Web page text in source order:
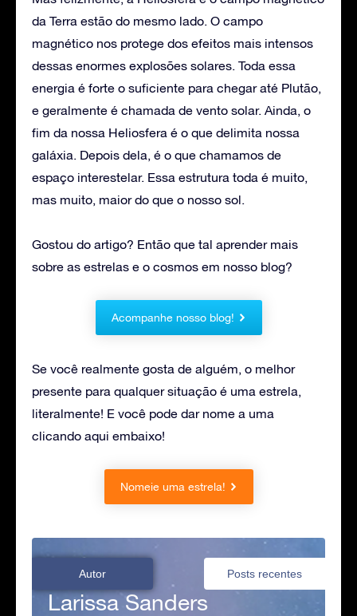
da Terra estão do mesmo lado. O campo
magnético nos protege dos efeitos mais intensos
dessas enormes explosões solares. Toda essa
energia é forte o suficiente para chegar até Plutão,
e geralmente é chamada de vento solar. Ainda, o
fim da nossa Heliosfera é o que delimita nossa
galáxia. Depois dela, é o que chamamos de
espaço interestelar. Essa estrutura toda é muito,
mas muito, maior do que o nosso sol.
Gostou do artigo? Então que tal aprender mais
sobre as estrelas e o cosmos em nosso blog?
Acompanhe nosso blog!
Se você realmente gosta de alguém, o melhor
presente para qualquer situação é uma estrela,
literalmente! E você pode dar nome a uma
clicando aqui embaixo!
Nomeie uma estrela!
Autor Posts recentes
Larissa Sanders